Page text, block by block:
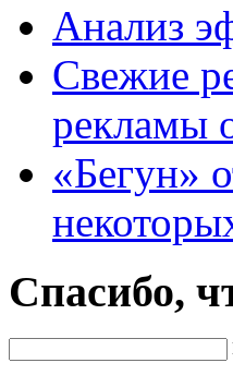
Анализ
Свежие
рекламы
«Бегун»
Спасибо,